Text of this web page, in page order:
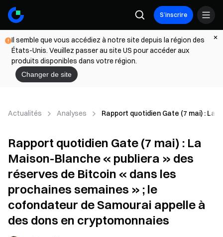
S’inscrire
Il semble que vous accédiez à notre site depuis la région des
États-Unis. Veuillez passer au site US pour accéder aux
produits disponibles dans votre région.
Changer de site
Actualités Analyses Rapport quotidien Gate (7 mai) : La
Rapport quotidien Gate (7 mai) : La
Maison-Blanche « publiera » des
réserves de Bitcoin « dans les
prochaines semaines » ; le
cofondateur de Samourai appelle à
des dons en cryptomonnaies